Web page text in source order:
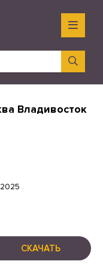
Владивосток
СКАЧАТЬ